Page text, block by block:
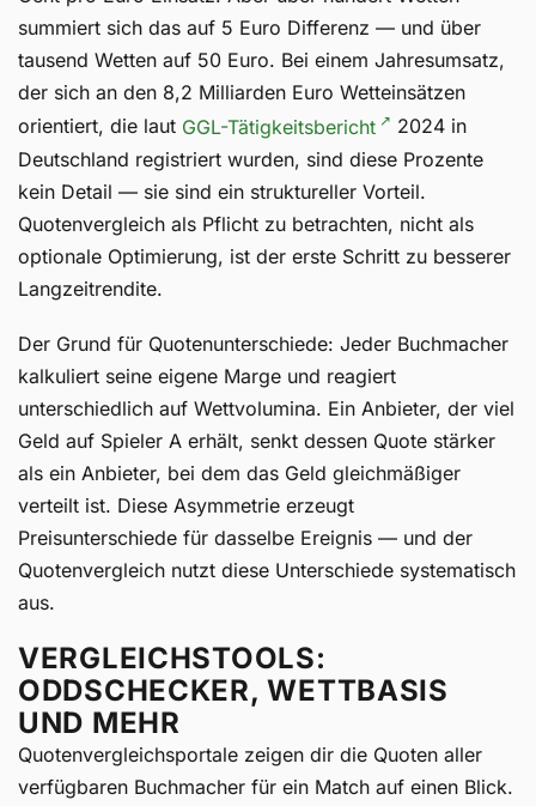
summiert sich das auf 5 Euro Differenz — und über
tausend Wetten auf 50 Euro. Bei einem Jahresumsatz,
der sich an den 8,2 Milliarden Euro Wetteinsätzen
orientiert, die laut GGL-Tätigkeitsbericht
2024 in
Deutschland registriert wurden, sind diese Prozente
kein Detail — sie sind ein struktureller Vorteil.
Quotenvergleich als Pflicht zu betrachten, nicht als
optionale Optimierung, ist der erste Schritt zu besserer
Langzeitrendite.
Der Grund für Quotenunterschiede: Jeder Buchmacher
kalkuliert seine eigene Marge und reagiert
unterschiedlich auf Wettvolumina. Ein Anbieter, der viel
Geld auf Spieler A erhält, senkt dessen Quote stärker
als ein Anbieter, bei dem das Geld gleichmäßiger
verteilt ist. Diese Asymmetrie erzeugt
Preisunterschiede für dasselbe Ereignis — und der
Quotenvergleich nutzt diese Unterschiede systematisch
aus.
VERGLEICHSTOOLS:
ODDSCHECKER, WETTBASIS
UND MEHR
Quotenvergleichsportale zeigen dir die Quoten aller
verfügbaren Buchmacher für ein Match auf einen Blick.